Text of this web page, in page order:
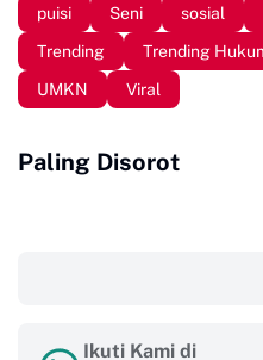
puisi
Seni sosial
Trending
Trending
UMKN
Viral
Paling Disorot
Ikuti Kami di